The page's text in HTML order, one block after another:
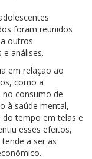
foram reunidos
outros
análises.
em relação ao
como a
no consumo de
à saúde mental,
tempo em telas e
esses efeitos,
a ser as